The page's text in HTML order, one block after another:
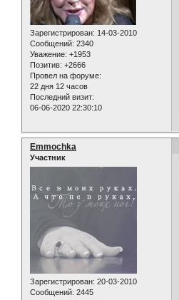
Зарегистрирован: 14-03-2010
Сообщений: 2340
Уважение: +1953
Позитив: +2666
Провел на форуме:
22 дня 12 часов
Последний визит:
06-06-2020 22:30:10
Emmochka
Участник
Зарегистрирован: 20-03-2010
Сообщений: 2445